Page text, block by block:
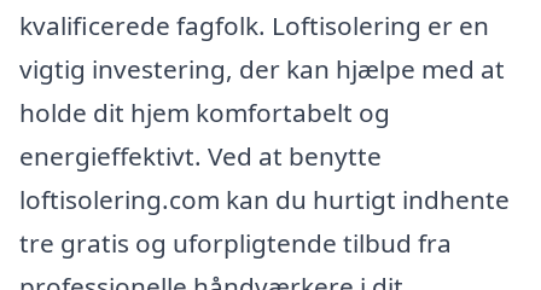
kvalificerede fagfolk. Loftisolering er en
vigtig investering, der kan hjælpe med at
holde dit hjem komfortabelt og
energieffektivt. Ved at benytte
loftisolering.com kan du hurtigt indhente
tre gratis og uforpligtende tilbud fra